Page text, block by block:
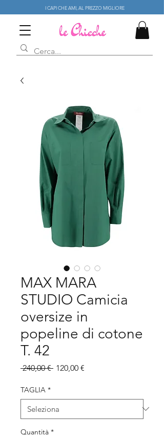
I CAPI CHE AMI, AL PREZZO MIGLIORE
MAX MARA
STUDIO Camicia
oversize in
popeline di cotone
T. 42
240,00 € Prezzo
120,00 €
TAGLIA *
Quantità *